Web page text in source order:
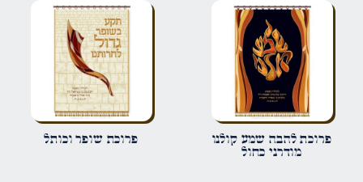
אימייל*
שמור בדפדפן זה את השם, האימייל והאתר שלי לפעם הבאה שאגיב.
פרוכת להבה שמע קולנו
מודרני כחול
פרוכת שופר וכותל